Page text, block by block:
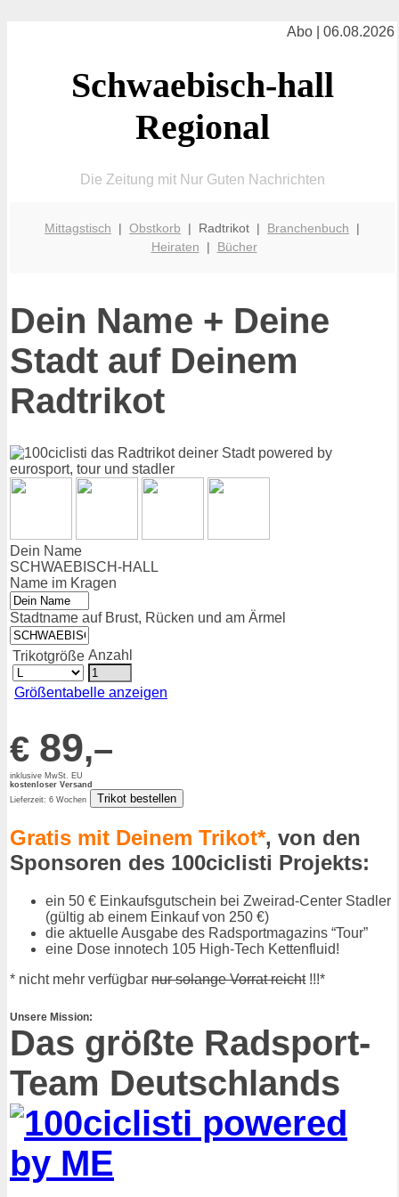
Abo | 06.08.2026
Schwaebisch-hall
Regional
Die Zeitung mit Nur Guten Nachrichten
Mittagstisch | Obstkorb | Radtrikot | Branchenbuch |
Heiraten | Bücher
Dein Name + Deine
Stadt auf Deinem
Radtrikot
Dein Name
SCHWAEBISCH-HALL
Name im Kragen
Stadtname auf Brust, Rücken und am Ärmel
Trikotgröße Anzahl
Größentabelle anzeigen
€ 89,–
inklusive MwSt. EU
kostenloser Versand
Lieferzeit: 6 Wochen
Gratis mit Deinem Trikot*, von den
Sponsoren des 100ciclisti Projekts:
ein 50 € Einkaufsgutschein bei Zweirad-Center Stadler
(gültig ab einem Einkauf von 250 €)
die aktuelle Ausgabe des Radsportmagazins “Tour”
eine Dose innotech 105 High-Tech Kettenfluid!
* nicht mehr verfügbar nur solange Vorrat reicht!!!*
Unsere Mission:
Das größte Radsport-
Team Deutschlands